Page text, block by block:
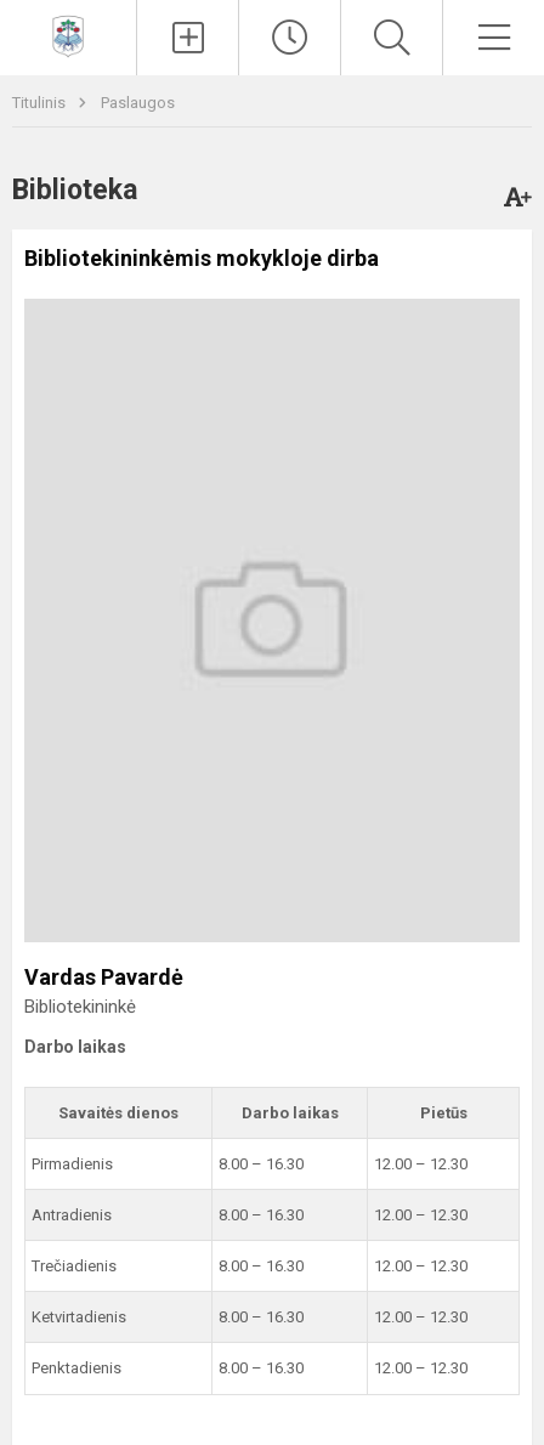
Titulinis Paslaugos
Biblioteka
Bibliotekininkėmis mokykloje dirba
Vardas Pavardė
Bibliotekininkė
Darbo laikas
Savaitės dienos Darbo laikas Pietūs
Pirmadienis 8.00 – 16.30 12.00 – 12.30
Antradienis 8.00 – 16.30 12.00 – 12.30
Trečiadienis 8.00 – 16.30 12.00 – 12.30
Ketvirtadienis 8.00 – 16.30 12.00 – 12.30
Penktadienis 8.00 – 16.30 12.00 – 12.30